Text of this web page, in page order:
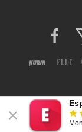
Copyright ©